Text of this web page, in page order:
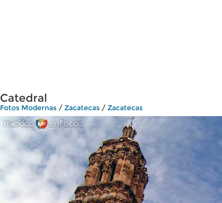
Catedral
Fotos Modernas / Zacatecas / Zacatecas